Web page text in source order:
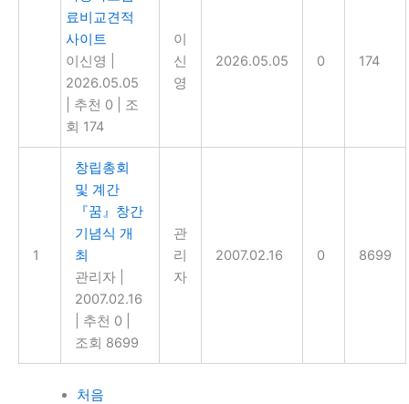
료비교견적
사이트
이신영
2026.05.05
추천 0
조
회 174
이
신
영
2026.05.05 0 174
1
창립총회
및 계간
『꿈』창간
기념식 개
최
관리자
2007.02.16
추천 0
조회 8699
관
리
자
2007.02.16 0 8699
처음